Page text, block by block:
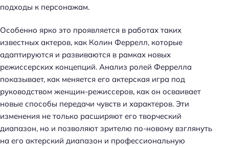
подходы к персонажам.
Особенно ярко это проявляется в работах таких
известных актеров, как Колин Феррелл, которые
адаптируются и развиваются в рамках новых
режиссерских концепций. Анализ ролей Феррелла
показывает, как меняется его актерская игра под
руководством женщин-режиссеров, как он осваивает
новые способы передачи чувств и характеров. Эти
изменения не только расширяют его творческий
диапазон, но и позволяют зрителю по-новому взглянуть
на его актерский диапазон и профессиональную